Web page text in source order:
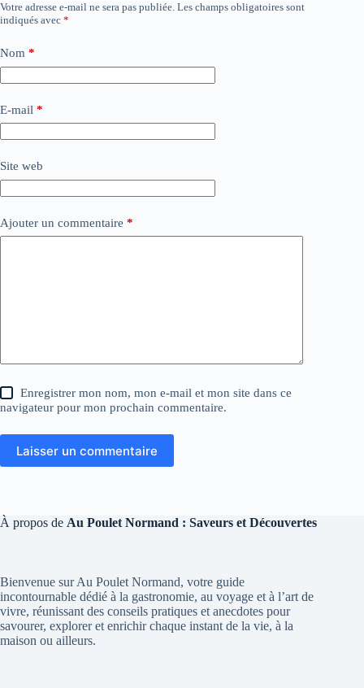
Votre adresse e-mail ne sera pas publiée. Les champs obligatoires sont
indiqués avec *
Nom *
E-mail *
Site web
Ajouter un commentaire *
Enregistrer mon nom, mon e-mail et mon site dans ce
navigateur pour mon prochain commentaire.
Laisser un commentaire
À propos de Au Poulet Normand : Saveurs et Découvertes
Bienvenue sur Au Poulet Normand, votre guide
incontournable dédié à la gastronomie, au voyage et à l’art de
vivre, réunissant des conseils pratiques et anecdotes pour
savourer, explorer et enrichir chaque instant de la vie, à la
maison ou ailleurs.